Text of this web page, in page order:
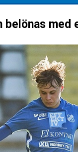
belönas